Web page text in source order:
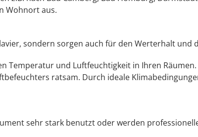
Wohnort aus.
sondern sorgen auch für den Werterhalt und
Temperatur und Luftfeuchtigkeit in Ihren
ratsam. Durch ideale
sehr stark benutzt oder werden